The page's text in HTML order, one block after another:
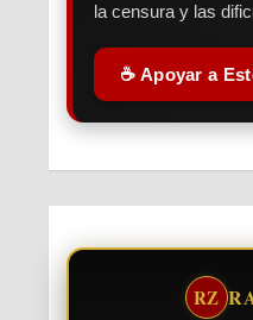
la censura y las
☕ Apoyar a
RZ